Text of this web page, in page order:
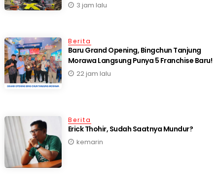
3 jam lalu
Berita
‎Baru Grand Opening, Bingchun Tanjung
22 jam lalu
Berita
Erick Thohir, Sudah Saatnya Mundur?
kemarin